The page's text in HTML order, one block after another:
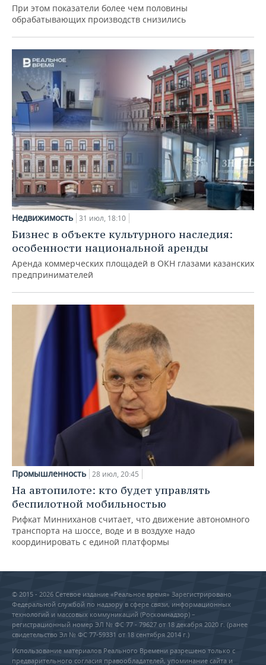
При этом показатели более чем половины
обрабатывающих производств снизились
Недвижимость 31 июл, 18:10
Бизнес в объекте культурного наследия:
особенности национальной аренды
Аренда коммерческих площадей в ОКН глазами казанских
предпринимателей
Промышленность 28 июл, 20:45
На автопилоте: кто будет управлять
беспилотной мобильностью
Рифкат Минниханов считает, что движение автономного
транспорта на шоссе, воде и в воздухе надо
координировать с единой платформы
© 2015 - 2026 Сетевое издание «Реальное время» Зарегистрировано
Федеральной службой по надзору в сфере связи, информационных
технологий и массовых коммуникаций (Роскомнадзор) –
регистрационный номер ЭЛ № ФС 77 - 79627 от 18 декабря 2020 г. (ранее
свидетельство Эл № ФС 77-59331 от 18 сентября 2014 г.)
Использование материалов Реального Времени разрешено только с
предварительного согласия правообладателей, упоминание сайта и